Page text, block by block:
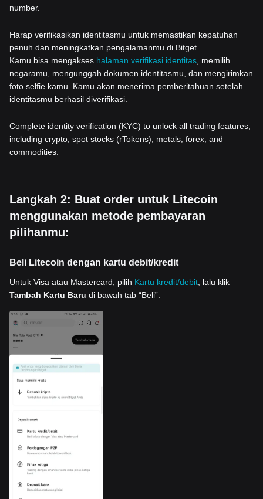
number.
Harap verifikasikan identitasmu untuk memastikan kepatuhan
penuh dan meningkatkan pengalamanmu di Bitget.
Kamu bisa mengakses halaman verifikasi identitas , memilih
negaramu, mengunggah dokumen identitasmu, dan mengirimkan
foto selfie kamu. Kamu akan menerima pemberitahuan setelah
identitasmu berhasil diverifikasi.
Complete identity verification (KYC) to unlock all trading features,
including crypto, spot stocks (rTokens), metals, forex, and
commodities.
Langkah 2: Buat order untuk Litecoin
menggunakan metode pembayaran
pilihanmu:
Beli Litecoin dengan kartu debit/kredit
Untuk Visa atau Mastercard, pilih Kartu kredit/debit , lalu klik
Tambah Kartu Baru di bawah tab “Beli”.